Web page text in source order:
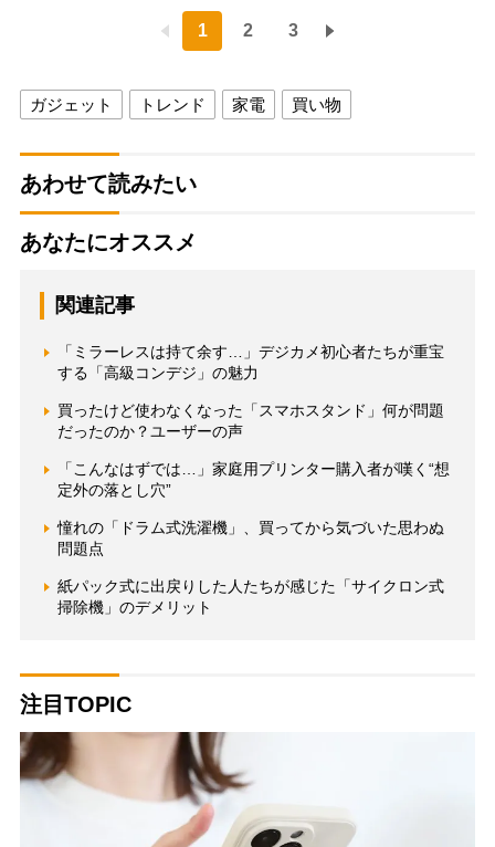
1 2 3
ガジェット トレンド 家電 買い物
あわせて読みたい
あなたにオススメ
関連記事
「ミラーレスは持て余す…」デジカメ初心者たちが重宝
する「高級コンデジ」の魅力
買ったけど使わなくなった「スマホスタンド」何が問題
だったのか？ユーザーの声
「こんなはずでは…」家庭用プリンター購入者が嘆く“想
定外の落とし穴”
憧れの「ドラム式洗濯機」、買ってから気づいた思わぬ
問題点
紙パック式に出戻りした人たちが感じた「サイクロン式
掃除機」のデメリット
注目TOPIC